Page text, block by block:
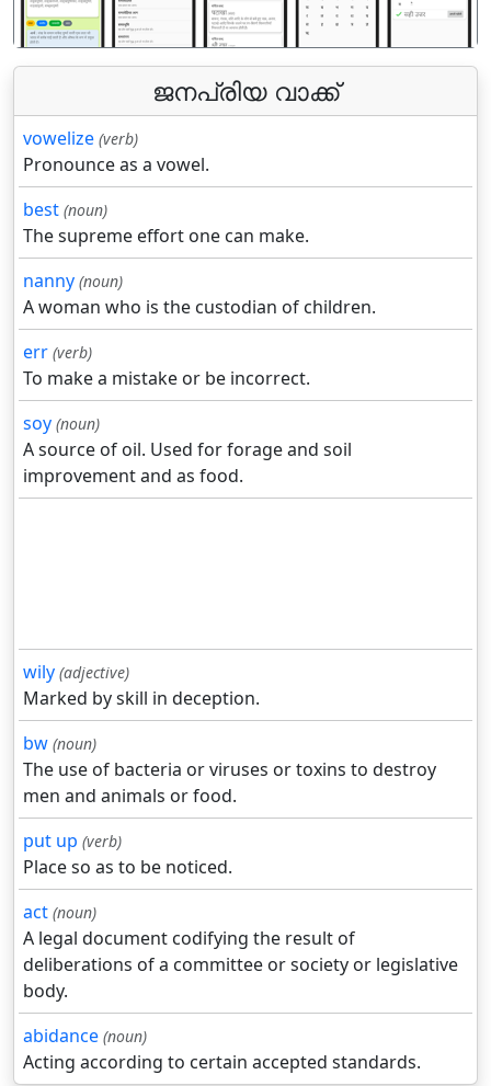
ജനപ്രിയ വാക്ക്
vowelize (verb)
Pronounce as a vowel.
best (noun)
The supreme effort one can make.
nanny (noun)
A woman who is the custodian of children.
err (verb)
To make a mistake or be incorrect.
soy (noun)
A source of oil. Used for forage and soil
improvement and as food.
wily (adjective)
Marked by skill in deception.
bw (noun)
The use of bacteria or viruses or toxins to destroy
men and animals or food.
put up (verb)
Place so as to be noticed.
act (noun)
A legal document codifying the result of
deliberations of a committee or society or legislative
body.
abidance (noun)
Acting according to certain accepted standards.